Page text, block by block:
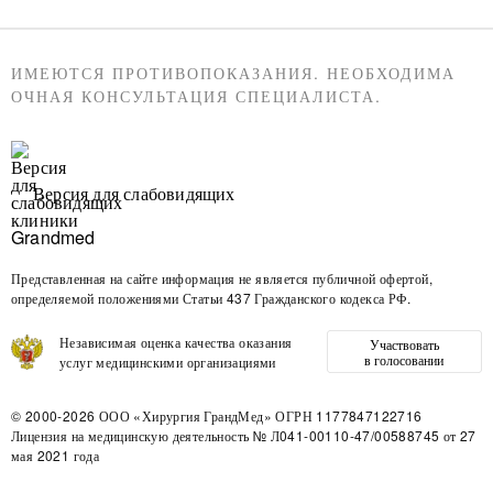
ИМЕЮТСЯ ПРОТИВОПОКАЗАНИЯ. НЕОБХОДИМА
ОЧНАЯ КОНСУЛЬТАЦИЯ СПЕЦИАЛИСТА.
Версия для слабовидящих
Представленная на сайте информация не является публичной офертой,
определяемой положениями Статьи 437 Гражданского кодекса РФ.
Независимая оценка качества оказания
услуг медицинскими организациями
Участвовать
в голосовании
© 2000-2026 ООО «Хирургия ГрандМед» ОГРН 1177847122716
Лицензия на медицинскую деятельность № Л041-00110-47/00588745 от 27
мая 2021 года